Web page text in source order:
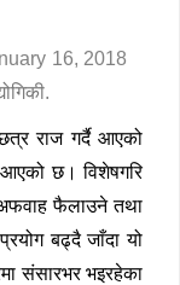
16, 2018
.
राज गर्दै आएको
छ। विशेषगरि
फैलाउने तथा
बढ्दै जाँदा यो
संसारभर भइरहेका